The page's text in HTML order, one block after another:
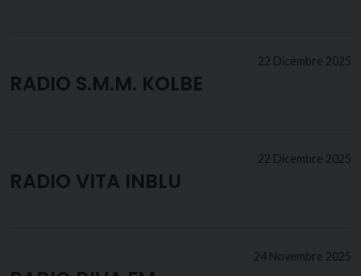
22 Dicembre 2025
RADIO S.M.M. KOLBE
22 Dicembre 2025
RADIO VITA INBLU
24 Novembre 2025